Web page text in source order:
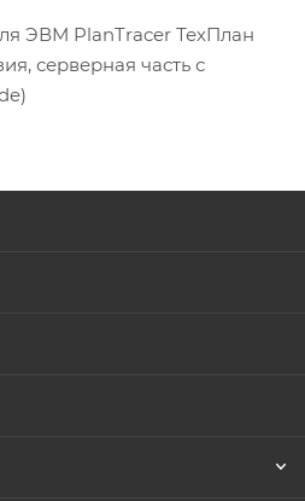
ЭВМ PlanTracer ТехПлан
серверная часть с